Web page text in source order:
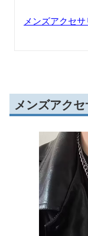
メンズアクセ
メンズアク